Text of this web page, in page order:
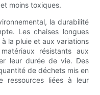
moins toxiques.
la durabilité
Les chaises longues
la pluie et aux variations
résistants aux
leur durée de vie. Des
de déchets mis en
ressources liées à leur